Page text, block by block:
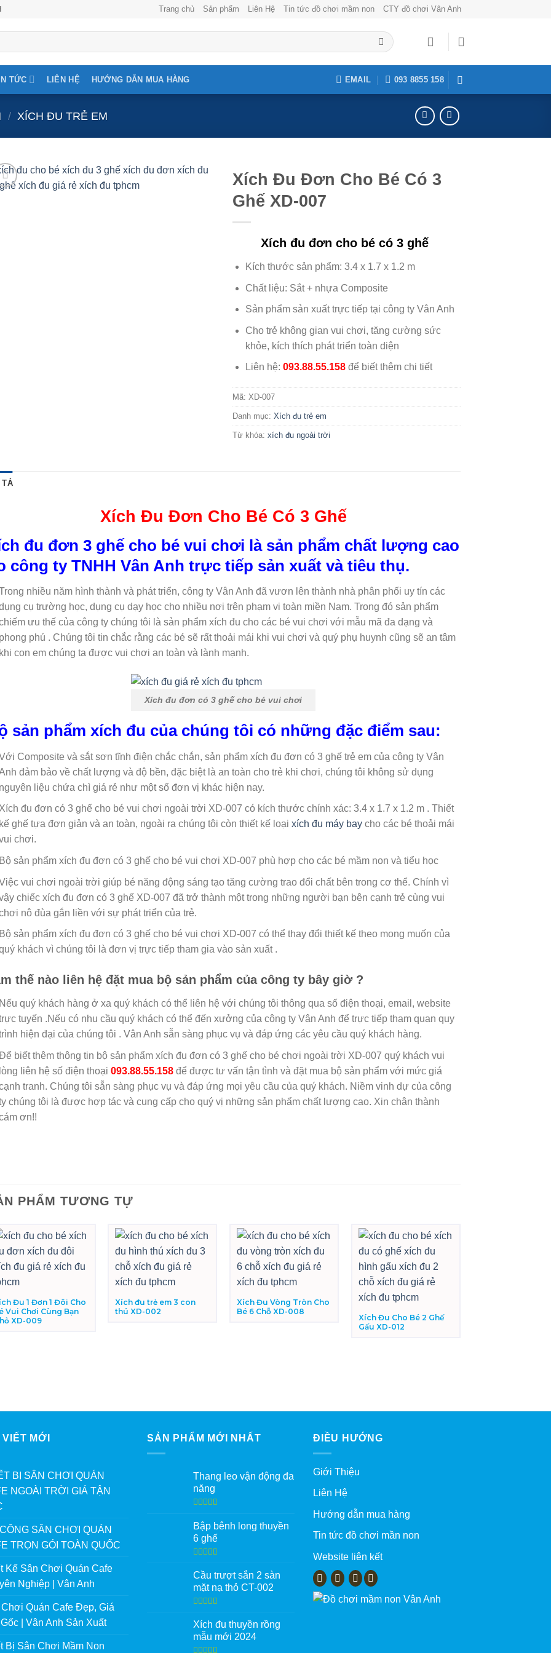
Trang chủ Sản phẩm Liên Hệ Tin tức đồ chơi mầm non CTY đồ chơi Vân Anh
TỨC LIÊN HỆ HƯỚNG DẪN MUA HÀNG EMAIL 093 8855 158
/ XÍCH ĐU TRẺ EM
Xích Đu Đơn Cho Bé Có 3
Ghế XD-007
Xích đu đơn cho bé có 3 ghế
Kích thước sản phẩm: 3.4 x 1.7 x 1.2 m
Chất liệu: Sắt + nhựa Composite
Sản phẩm sản xuất trực tiếp tại công ty Vân Anh
Cho trẻ không gian vui chơi, tăng cường sức
khỏe, kích thích phát triển toàn diện
Liên hệ: 093.88.55.158 để biết thêm chi tiết
Mã:XD-007
Danh mục:Xích đu trẻ em
Từ khóa:xích đu ngoài trời
TẢ
Xích Đu Đơn Cho Bé Có 3 Ghế
đu đơn 3 ghế cho bé vui chơi là sản phẩm chất lượng cao
công ty TNHH Vân Anh trực tiếp sản xuất và tiêu thụ.
nhiều năm hình thành và phát triển, công ty Vân Anh đã vươn lên thành nhà phân phối uy tín các
cụ trường học, dụng cụ dạy học cho nhiều nơi trên phạm vi toàn miền Nam. Trong đó sản phẩm
ưu thế của công ty chúng tôi là sản phẩm xích đu cho các bé vui chơi với mẫu mã đa dạng và
phú . Chúng tôi tin chắc rằng các bé sẽ rất thoải mái khi vui chơi và quý phụ huynh cũng sẽ an tâm
con em chúng ta được vui chơi an toàn và lành mạnh.
Xích đu đơn có 3 ghế cho bé vui chơi
sản phẩm xích đu của chúng tôi có những đặc điểm sau:
Composite và sắt sơn tĩnh điện chắc chắn, sản phẩm xích đu đơn có 3 ghế trẻ em của công ty Vân
đảm bảo về chất lượng và độ bền, đặc biệt là an toàn cho trẻ khi chơi, chúng tôi không sử dụng
liệu chứa chì giá rẻ như một số đơn vị khác hiện nay.
đu đơn có 3 ghế cho bé vui chơi ngoài trời XD-007 có kích thước chính xác: 3.4 x 1.7 x 1.2 m . Thiết
ghế tựa đơn giản và an toàn, ngoài ra chúng tôi còn thiết kế loạixích đu máy baycho các bé thoải mái
chơi.
sản phẩm xích đu đơn có 3 ghế cho bé vui chơi XD-007 phù hợp cho các bé mầm non và tiểu học
vui chơi ngoài trời giúp bé năng động sáng tạo tăng cường trao đổi chất bên trong cơ thể. Chính vì
chiếc xích đu đơn có 3 ghế XD-007 đã trở thành một trong những người bạn bên cạnh trẻ cùng vui
nô đùa gắn liền với sự phát triển của trẻ.
sản phẩm xích đu đơn có 3 ghế cho bé vui chơi XD-007 có thể thay đổi thiết kế theo mong muốn của
khách vì chúng tôi là đơn vị trực tiếp tham gia vào sản xuất .
thế nào liên hệ đặt mua bộ sản phẩm của công ty bây giờ ?
quý khách hàng ở xa quý khách có thể liên hệ với chúng tôi thông qua số điện thoại, email, website
tuyến .Nếu có nhu cầu quý khách có thể đến xưởng của công ty Vân Anh để trực tiếp tham quan quy
hiện đại của chúng tôi . Vân Anh sẵn sàng phục vụ và đáp ứng các yêu cầu quý khách hàng.
biết thêm thông tin bộ sản phẩm xích đu đơn có 3 ghế cho bé chơi ngoài trời XD-007 quý khách vui
liên hệ số điện thoại093.88.55.158 để được tư vấn tận tình và đặt mua bộ sản phẩm với mức giá
tranh. Chúng tôi sẵn sàng phục vụ và đáp ứng mọi yêu cầu của quý khách. Niềm vinh dự của công
chúng tôi là được hợp tác và cung cấp cho quý vị những sản phẩm chất lượng cao. Xin chân thành
ơn!!
PHẨM TƯƠNG TỰ
Đu 1 Đơn 1 Đôi Cho
Vui Chơi Cùng Bạn
XD-009
Xích đu trẻ em 3 con
thú XD-002
Xích Đu Vòng Tròn Cho
Bé 6 Chỗ XD-008
Xích Đu Cho Bé 2 Ghế
Gấu XD-012
MỚI
BỊ SÂN CHƠI QUÁN
NGOÀI TRỜI GIÁ TẬN
SÂN CHƠI QUÁN
TRỌN GÓI TOÀN QUỐC
Kế Sân Chơi Quán Cafe
Nghiệp | Vân Anh
Quán Cafe Đẹp, Giá
| Vân Anh Sản Xuất
Bị Sân Chơi Mầm Non
SẢN PHẨM MỚI NHẤT
Thang leo vận động đa
năng
hạng 5.005
sao
Bập bênh long thuyền
6 ghế
hạng 5.005
sao
Cầu trượt sắn 2 sàn
mặt nạ thỏ CT-002
hạng5.00 5
sao
Xích đu thuyền rồng
mẫu mới 2024
ĐIỀU HƯỚNG
Giới Thiệu
Liên Hệ
Hướng dẫn mua hàng
Tin tức đồ chơi mần non
Website liên kết